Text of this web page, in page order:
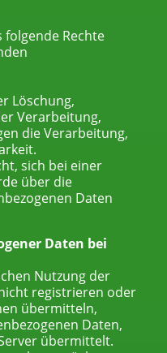
folgende Rechte
Löschung,
Verarbeitung,
die Verarbeitung,
sich bei einer
über die
Daten
Daten bei
Nutzung der
registrieren oder
übermitteln,
Daten,
übermittelt.